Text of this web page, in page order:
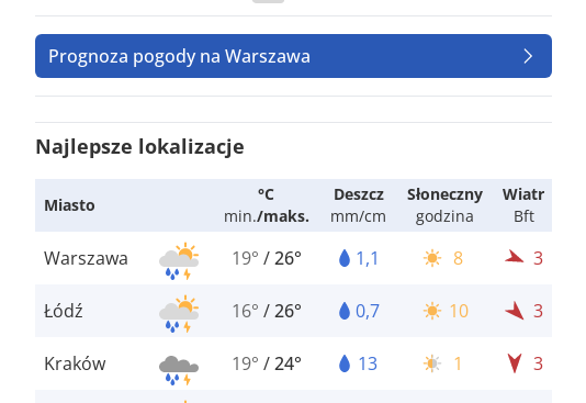
Prognoza pogody na Warszawa
Najlepsze lokalizacje
Miasto
°C
min./maks.
Deszcz
mm/cm
Słoneczny
godzina
Wiatr
Bft
Warszawa 19° /26° 1,1 8 3
Łódź 16° /26° 0,7 10 3
Kraków 19° /24° 13 1 3